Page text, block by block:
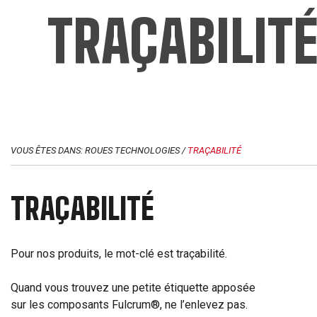
VOUS ÊTES DANS: ROUES TECHNOLOGIES/ TRAÇABILITÉ
TRAÇABILITÉ
Pour nos produits, le mot-clé est traçabilité.
Quand vous trouvez une petite étiquette apposée
sur les composants Fulcrum®, ne l’enlevez pas.